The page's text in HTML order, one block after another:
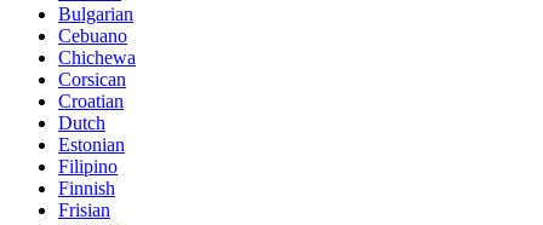
Bulgarian
Cebuano
Chichewa
Corsican
Croatian
Dutch
Estonian
Filipino
Finnish
Frisian